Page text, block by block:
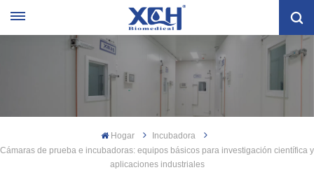
Hogar
Incubadora
Cámaras de prueba e incubadoras: equipos básicos para investigación científica y
aplicaciones industriales